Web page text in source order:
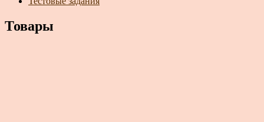
Товары